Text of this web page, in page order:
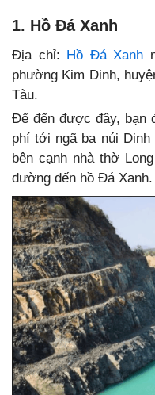
1. Hồ Đá Xanh
Địa chỉ: Hồ Đá Xanh
phường Kim Dinh,
Tàu.
Để đến được đây, bạn
phí tới ngã ba núi
bên cạnh nhà thờ
đường đến hồ Đá Xanh.